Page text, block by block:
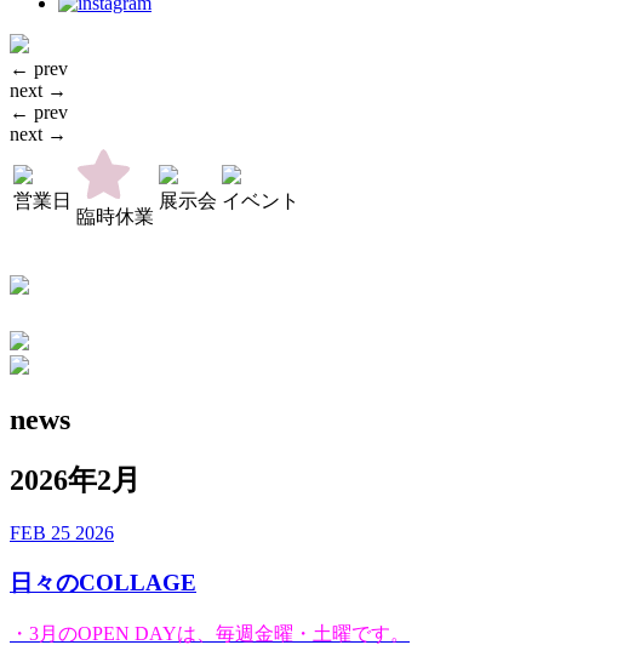
← prev
next →
← prev
next →
営業日
臨時休業
展示会 イベント
news
2026年2月
FEB 25 2026
日々のCOLLAGE
・3月のOPEN DAYは、毎週金曜・土曜です。